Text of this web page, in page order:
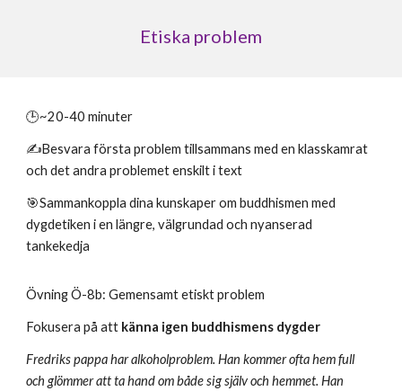
Etiska problem
🕒~20-40 minuter
✍️Besvara första problem tillsammans med en klasskamrat
och det andra problemet enskilt i text
🎯Sammankoppla dina kunskaper ombuddhismen med
dygdetiken i en längre, välgrundad och nyanserad
tankekedja
Övning Ö-8b: Gemensamt etiskt problem
Fokusera på att känna igen buddhismens dygder
Fredriks pappa har alkoholproblem. Han kommer ofta hem full
och glömmer att ta hand om både sig själv och hemmet. Han